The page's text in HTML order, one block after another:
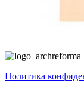
Политика